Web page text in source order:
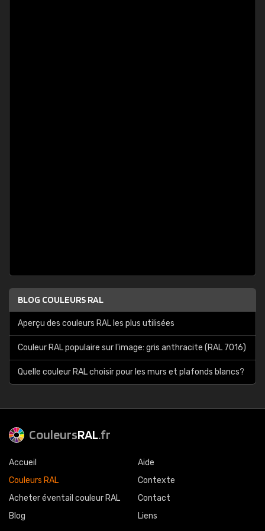
BLOG COULEURS RAL
Aperçu des couleurs RAL les plus utilisées
Couleur RAL populaire sur l'image: gris anthracite (RAL 7016)
Quelle couleur RAL choisir pour les murs et plafonds blancs?
CouleursRAL.fr
Accueil
Couleurs RAL
Acheter éventail couleur RAL
Blog
Aide
Contexte
Contact
Liens